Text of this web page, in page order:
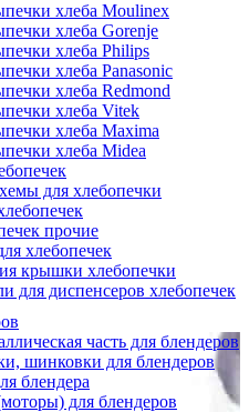
хлеба Moulinex
хлеба Gorenje
хлеба Philips
хлеба Panasonic
хлеба Redmond
хлеба Vitek
хлеба Maxima
хлеба Midea
для хлебопечки
прочие
хлебопечек
крышки хлебопечки
для диспенсеров хлебопечек
часть для блендеров
шинковки для блендеров
блендера
для блендеров